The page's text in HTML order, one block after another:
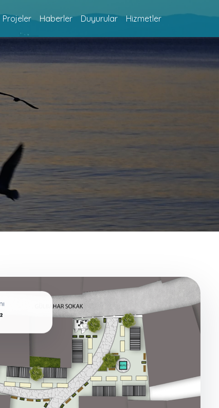
Projeler Haberler Duyurular Hizmetler